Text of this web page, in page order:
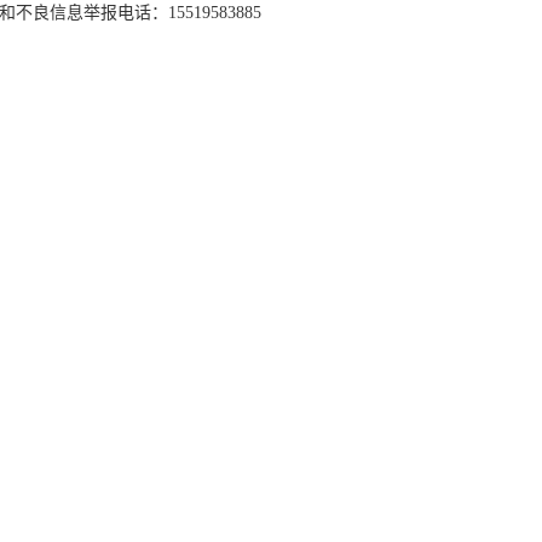
不良信息举报电话：15519583885